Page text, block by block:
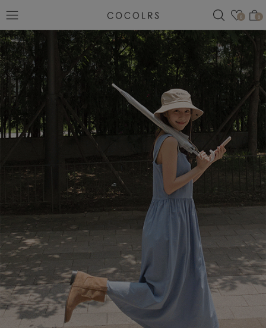
관심
0 0
검색